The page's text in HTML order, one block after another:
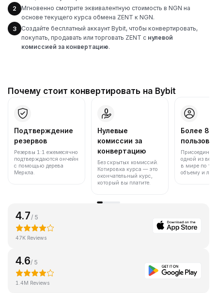
2
Мгновенно смотрите эквивалентную стоимость в NGN на
основе текущего курса обмена ZENT к NGN.
3
Создайте бесплатный аккаунт Bybit, чтобы конвертировать,
покупать, продавать или торговать ZENT с нулевой
комиссией за конвертацию.
Почему стоит конвертировать на Bybit
Подтверждение
резервов
Резервы 1:1 ежемесячно
подтверждаются ончейн
с помощью дерева
Меркла.
Нулевые
комиссии за
конвертацию
Без скрытых комиссий.
Котировка курса — это
окончательный курс,
который вы платите.
Более 86
одной из
в мире по
объему и
4.7 / 5
47K Reviews
4.6/ 5
1.4M Reviews